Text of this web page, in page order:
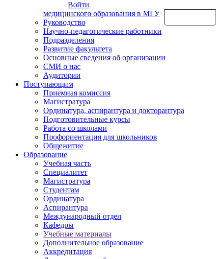
Войти
медицинского образования в МГУ
Руководство
Научно-педагогические работники
Подразделения
Развитие факультета
Основные сведения об организации
СМИ о нас
Аудитории
Поступающим
Приемная комиссия
Магистратура
Ординатура, аспирантура и докторантура
Подготовительные курсы
Работа со школами
Профориентация для школьников
Общежитие
Образование
Учебная часть
Специалитет
Магистратура
Студентам
Ординатура
Аспирантура
Международный отдел
Кафедры
Учебные материалы
Дополнительное образование
Аккредитация